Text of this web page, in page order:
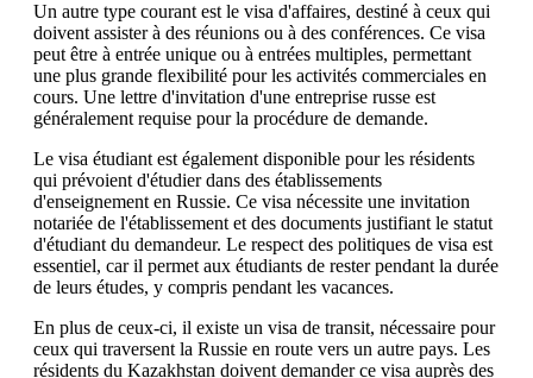
Un autre type courant est le visa d'affaires, destiné à ceux qui
doivent assister à des réunions ou à des conférences. Ce visa
peut être à entrée unique ou à entrées multiples, permettant
une plus grande flexibilité pour les activités commerciales en
cours. Une lettre d'invitation d'une entreprise russe est
généralement requise pour la procédure de demande.
Le visa étudiant est également disponible pour les résidents
qui prévoient d'étudier dans des établissements
d'enseignement en Russie. Ce visa nécessite une invitation
notariée de l'établissement et des documents justifiant le statut
d'étudiant du demandeur. Le respect des politiques de visa est
essentiel, car il permet aux étudiants de rester pendant la durée
de leurs études, y compris pendant les vacances.
En plus de ceux-ci, il existe un visa de transit, nécessaire pour
ceux qui traversent la Russie en route vers un autre pays. Les
résidents du Kazakhstan doivent demander ce visa auprès des